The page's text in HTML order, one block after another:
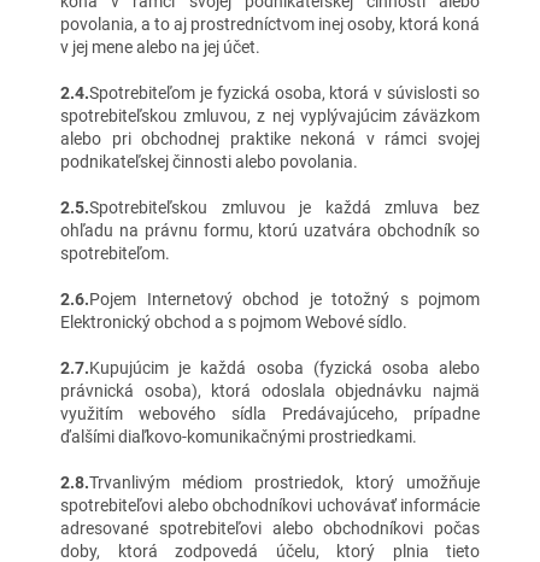
povolania, a to aj prostredníctvom inej osoby, ktorá koná
v jej mene alebo na jej účet.
2.4.Spotrebiteľom je fyzická osoba, ktorá v súvislosti so
spotrebiteľskou zmluvou, z nej vyplývajúcim záväzkom
alebo pri obchodnej praktike nekoná v rámci svojej
podnikateľskej činnosti alebo povolania.
2.5.Spotrebiteľskou zmluvou je každá zmluva bez
ohľadu na právnu formu, ktorú uzatvára obchodník so
spotrebiteľom.
2.6.Pojem Internetový obchod je totožný s pojmom
Elektronický obchod a s pojmom Webové sídlo.
2.7.Kupujúcim je každá osoba (fyzická osoba alebo
právnická osoba), ktorá odoslala objednávku najmä
využitím webového sídla Predávajúceho, prípadne
ďalšími diaľkovo-komunikačnými prostriedkami.
2.8.Trvanlivým médiom prostriedok, ktorý umožňuje
spotrebiteľovi alebo obchodníkovi uchovávať informácie
adresované spotrebiteľovi alebo obchodníkovi počas
doby, ktorá zodpovedá účelu, ktorý plnia tieto